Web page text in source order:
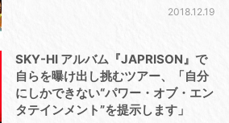
2018.12.19
SKY-HI アルバム『JAPRISON』で
自らを曝け出し挑むツアー、「自分
にしかできない“パワー・オブ・エン
タテインメント”を提示します」